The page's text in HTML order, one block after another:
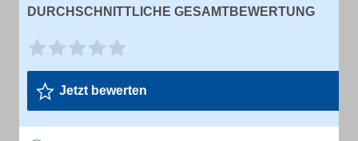
DURCHSCHNITTLICHE GESAMTBEWERTUNG
Jetzt bewerten